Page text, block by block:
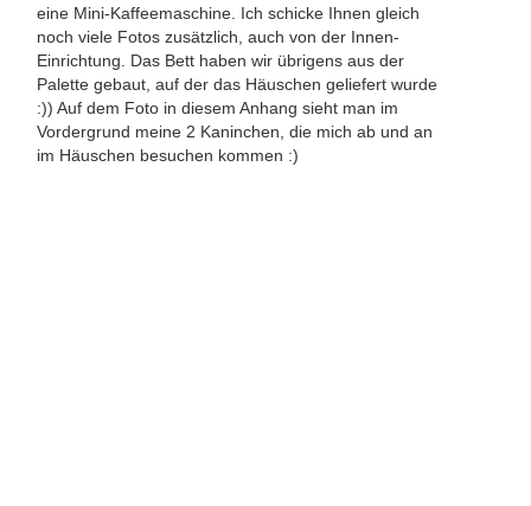
eine Mini-Kaffeemaschine. Ich schicke Ihnen gleich
noch viele Fotos zusätzlich, auch von der Innen-
Einrichtung. Das Bett haben wir übrigens aus der
Palette gebaut, auf der das Häuschen geliefert wurde
:)) Auf dem Foto in diesem Anhang sieht man im
Vordergrund meine 2 Kaninchen, die mich ab und an
im Häuschen besuchen kommen :)